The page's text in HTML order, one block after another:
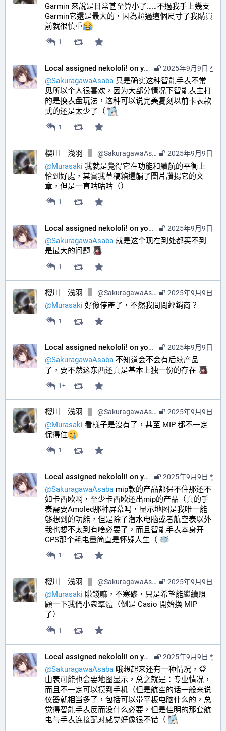
Garmin 來說是日常甚至算小了……不過我手上幾支
Garmin它還是最大的，因為超過這個尺寸了我購買
前就很慎重
1
2025年9月9日 *
Local assigned nekololi! on your timeline :nacholook:
@SakuragawaAsaba 只是确实这种智能手表不常
见所以个人很喜欢，因为大部分情况下智能表主打
的是换表盘玩法，这种可以说完美复刻以前卡表款
式的还是太少了（
1
2025年9月9日
櫻川 浅羽 @SakuragawaAsaba@hub.sakuragawa.moe
@Murasaki 我就是覺得它在功能和續航的平衡上
恰到好處，其實我草稿箱還躺了圖片讚揚它的文
章，但是一直咕咕咕（）
1
2025年9月9日
Local assigned nekololi! on your timeline :nacholook:
@SakuragawaAsaba 就是这个现在到处都买不到
是最大的问题
1
2025年9月9日
櫻川 浅羽 @SakuragawaAsaba@hub.sakuragawa.moe
@Murasaki 好像停產了，不然我問問經銷商？
1
2025年9月9日
Local assigned nekololi! on your timeline :nacholook:
@SakuragawaAsaba 不知道会不会有后续产品
了，要不然这东西还真是基本上独一份的存在
1+
2025年9月9日
櫻川 浅羽 @SakuragawaAsaba@hub.sakuragawa.moe
@Murasaki 看樣子是沒有了，甚至 MIP 都不一定
保得住
1
2025年9月9日 *
Local assigned nekololi! on your timeline :nacholook:
@SakuragawaAsaba mip款的产品都保不住那还不
如卡西欧啊，至少卡西欧还出mip的产品（真的手
表需要Amoled那种屏幕吗，显示地图是我唯一能
够想到的功能，但是除了潜水电脑或者航空表以外
我也想不太到有啥必要了，而且智能手表本身开
GPS那个耗电量简直是怀疑人生（
1
2025年9月9日
櫻川 浅羽 @SakuragawaAsaba@hub.sakuragawa.moe
@Murasaki 賺錢嘛，不寒磣，只是希望能繼續照
顧一下我們小衆羣體（倒是 Casio 開始換 MIP
了）
1
2025年9月9日 *
Local assigned nekololi! on your timeline :nacholook:
@SakuragawaAsaba 哦想起来还有一种情况，登
山表可能也会要地图显示，总之就是：专业情况，
而且不一定可以摸到手机（但是航空的话一般来说
仪器就相当多了，包括可以带平板电脑什么的，总
觉得智能手表反而没什么必要，但是佳明的那套航
电与手表连接配对感觉好像很不错（